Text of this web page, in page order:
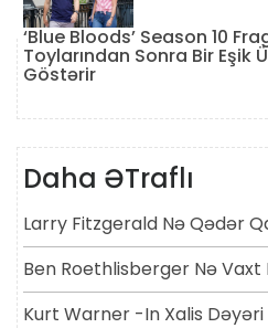
‘Blue Bloods’ Season 10
Toylarından Sonra Bir Eşik
Göstərir
Daha ƏTraflı
Larry Fitzgerald Nə Qədər
Ben Roethlisberger Nə Vaxt
Kurt Warner -in Xalis Dəyəri